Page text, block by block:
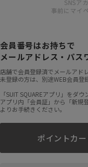
SNSア
事前にマイ
会員番号はお持ちで
メールアドレス・パス
店舗で会員登録済でメールアド
未登録の方は、別途WEB会員登
「SUIT SQUAREアプリ」をダウ
アプリ内「会員証」から「新規
よりお手続きください。
ポイントカ